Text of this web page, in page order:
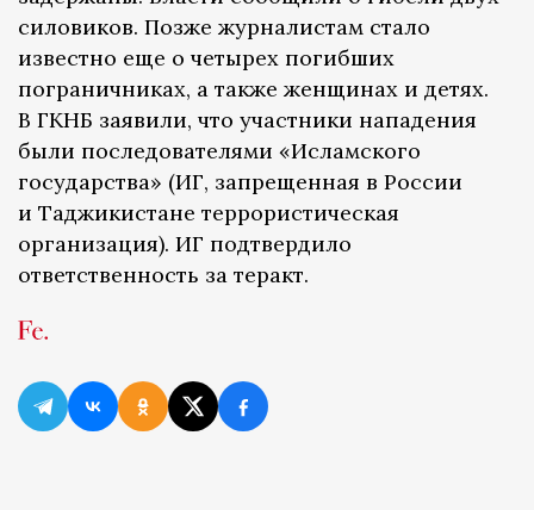
силовиков. Позже журналистам стало
известно еще о четырех погибших
пограничниках, а также женщинах и детях.
В ГКНБ заявили, что участники нападения
были последователями «Исламского
государства» (ИГ, запрещенная в России
и Таджикистане террористическая
организация). ИГ подтвердило
ответственность за теракт.